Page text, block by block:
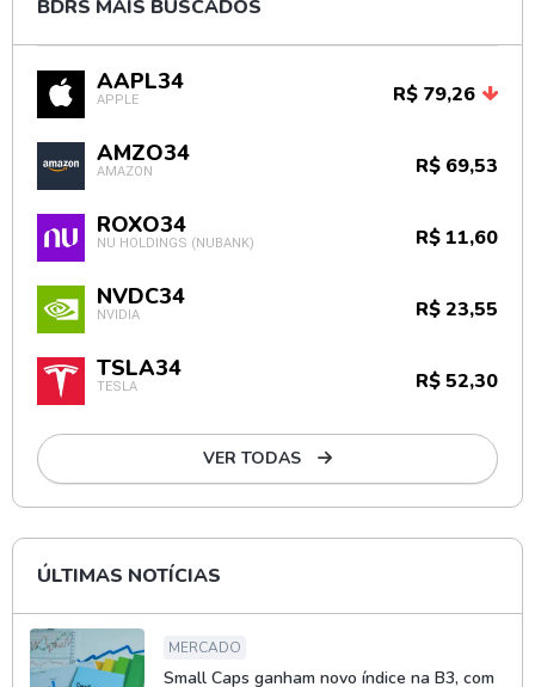
BDRS MAIS BUSCADOS
AAPL34
APPLE R$ 79,26
AMZO34
AMAZON R$ 69,53
ROXO34
NU HOLDINGS (NUBANK) R$ 11,60
NVDC34
NVIDIA R$ 23,55
TSLA34
TESLA R$ 52,30
VER TODAS
ÚLTIMAS NOTÍCIAS
MERCADO
Small Caps ganham novo índice na B3, com